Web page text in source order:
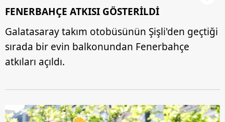
FENERBAHÇE ATKISI GÖSTERİLDİ
Galatasaray takım otobüsünün Şişli'den geçtiği
sırada bir evin balkonundan Fenerbahçe
atkıları açıldı.